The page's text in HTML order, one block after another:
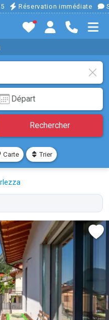
Réservation immédiate
Rechercher
Carte Trier